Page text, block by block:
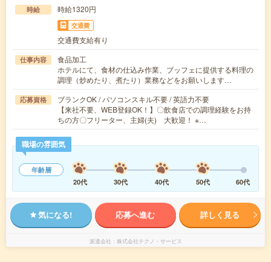
時給 時給1320円
交通費
交通費支給有り
仕事内容
食品加工
ホテルにて、食材の仕込み作業、ブッフェに提供する料理の
調理（炒めたり、煮たり）業務などをお願いします…
応募資格
ブランクOK / パソコンスキル不要 / 英語力不要
【来社不要、WEB登録OK！】〇飲食店での調理経験をお持
ちの方〇フリーター、主婦(夫) 大歓迎！ ※…
職場の雰囲気
年齢層
20代
30代 40代 50代 60代
気になる! 応募へ進む 詳しく見る
派遣会社 株式会社テクノ・サービス